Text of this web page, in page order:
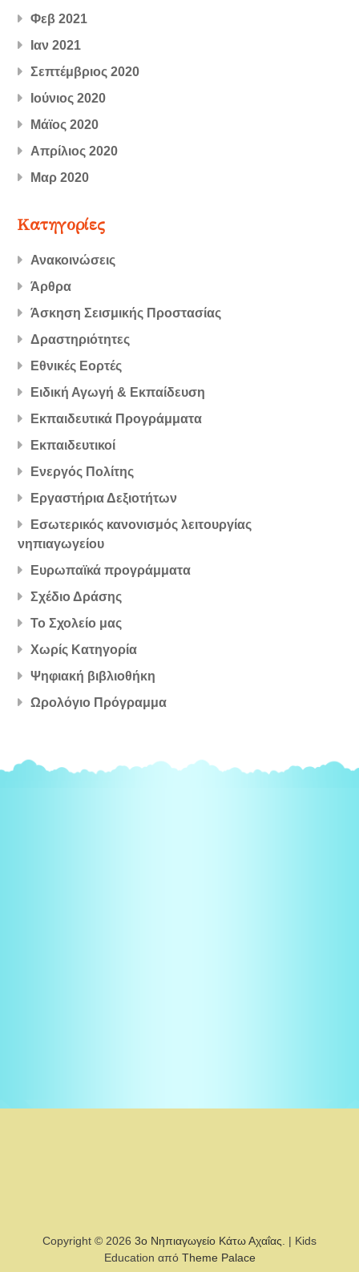
Φεβ 2021
Ιαν 2021
Σεπτέμβριος 2020
Ιούνιος 2020
Μάϊος 2020
Απρίλιος 2020
Μαρ 2020
Kατηγορίες
Ανακοινώσεις
Άρθρα
Άσκηση Σεισμικής Προστασίας
Δραστηριότητες
Εθνικές Εορτές
Ειδική Αγωγή & Εκπαίδευση
Εκπαιδευτικά Προγράμματα
Εκπαιδευτικοί
Ενεργός Πολίτης
Εργαστήρια Δεξιοτήτων
Εσωτερικός κανονισμός λειτουργίας
νηπιαγωγείου
Ευρωπαϊκά προγράμματα
Σχέδιο Δράσης
Το Σχολείο μας
Χωρίς Κατηγορία
Ψηφιακή βιβλιοθήκη
Ωρολόγιο Πρόγραμμα
Copyright © 2026 3ο Νηπιαγωγείο Κάτω Αχαΐας. | Kids
Education από Theme Palace